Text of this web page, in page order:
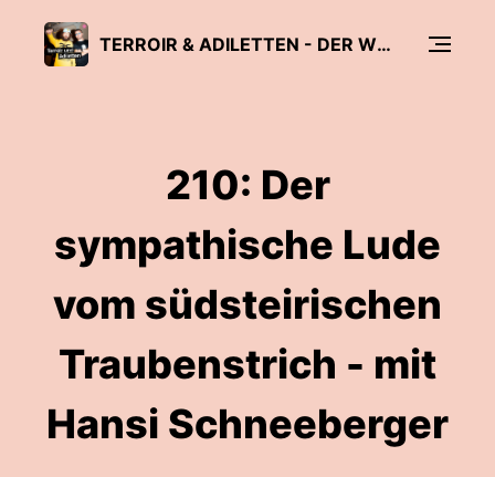
TERROIR & ADILETTEN - DER WEINPODCAST
210: Der
sympathische Lude
vom südsteirischen
Traubenstrich - mit
Hansi Schneeberger